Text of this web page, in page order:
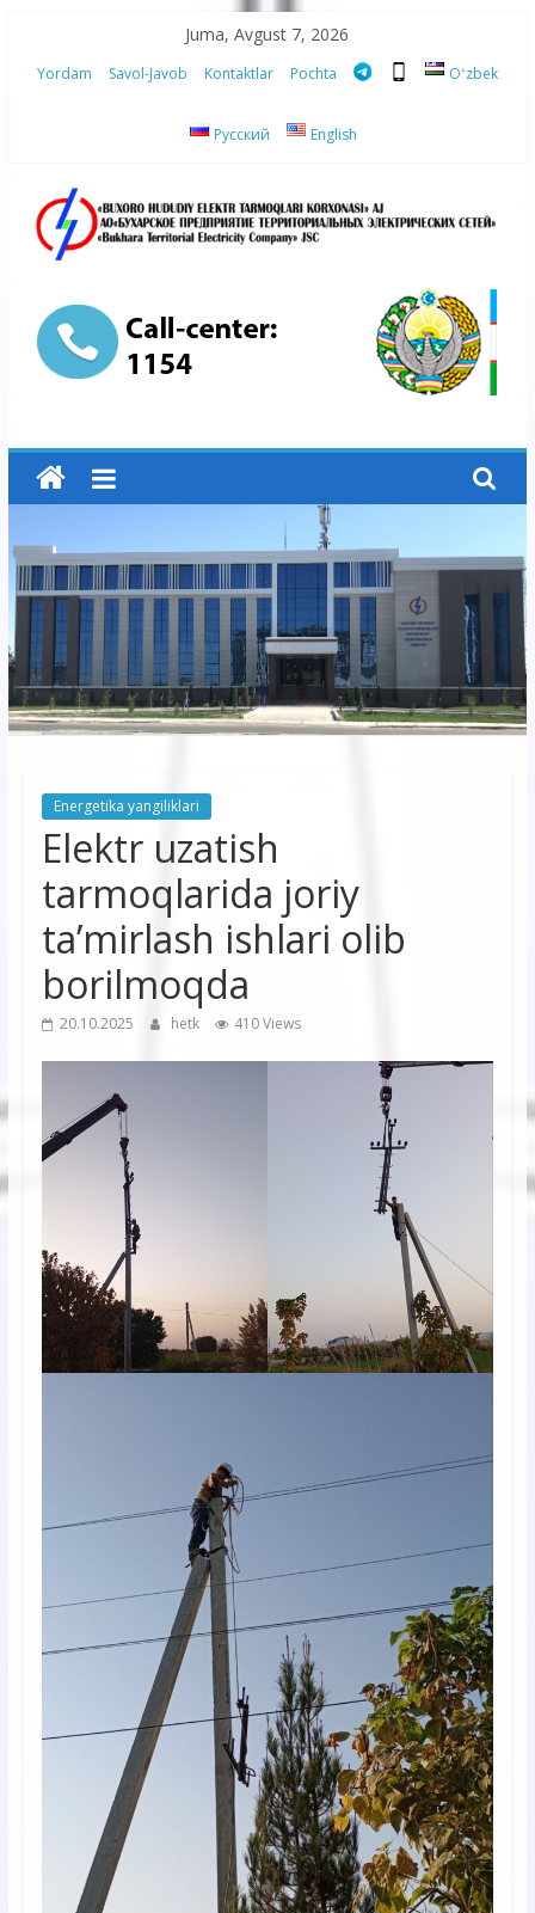
content
Juma, Avgust 7, 2026
Yordam Savol-Javob Kontaktlar Pochta Oʻzbek
Русский English
“Buxoro
hududiy
elektr
tarmoqlari
korxonasi”
AJ
“Buxoro
hududiy
korxonasi”
Energetika yangiliklari
Elektr uzatish
tarmoqlarida joriy
ta’mirlash ishlari olib
borilmoqda
20.10.2025 hetk 410 Views